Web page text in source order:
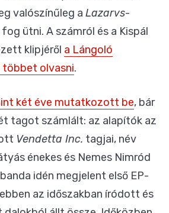
valószínűleg a Lazarvs-
ütni. A számról és a Kispál
klipjéről a Lángoló
többet olvasni.
két éve mutatkozott be, bár
tagot számlált: az alapítók az
Vendetta Inc. tagjai, név
énekes és Nemes Nimród
idén megjelent első EP-
az időszakban íródott és